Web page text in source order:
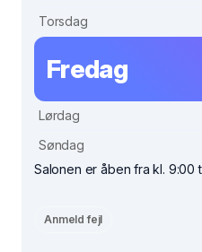
Torsdag
Fredag
Lørdag
Søndag
Salonen er åben fra kl. 9:00
Anmeld fejl